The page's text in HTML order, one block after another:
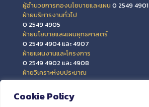
Cookie Policy
ผู้อำนวยการกองนโยบายและแผน 0 2549 4901
ฝ่ายบริหารงานทั่วไป
0 2549 4905
ฝ่ายนโยบายและแผนยุทธศาสตร์
0 2549 4904 และ 4907
ฝ่ายแผนงานและโครงการ
0 2549 4902 และ 4908
ฝ่ายวิเคราะห์งบประมาณ
0 2549 4903 และ 4909
ฝ่ายข้อมูลสารสนเทศและติดตามประเมินผล
0 2549 4906